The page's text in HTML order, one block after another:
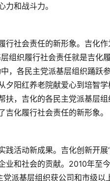
力和战斗力。
社会责任的新形象。吉化作
组织履行社会责任就是吉化
，各民主党派基层组织踊
夕阳红养老院献爱心到培智
扶，吉化的各民主党派基层
吉化履行社会责任的新形象。
活动新成果。吉化创新开展
业和社会的贡献。2010年至
党派基层组织获公司和市级